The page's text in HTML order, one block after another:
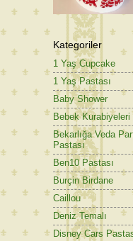
Kategoriler
1 Yaş Cupcake
1 Yaş Pastası
Baby Shower
Bebek Kurabiyeleri
Bekarlığa Veda
Pastası
Ben10 Pastası
Burçin Birdane
Caillou
Deniz Temalı
Disney Cars